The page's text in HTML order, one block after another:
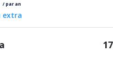
/ par an
extra